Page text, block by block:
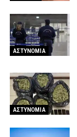
ΑΣΤΥΝΟΜΙΑ
ΑΣΤΥΝΟΜΙΑ